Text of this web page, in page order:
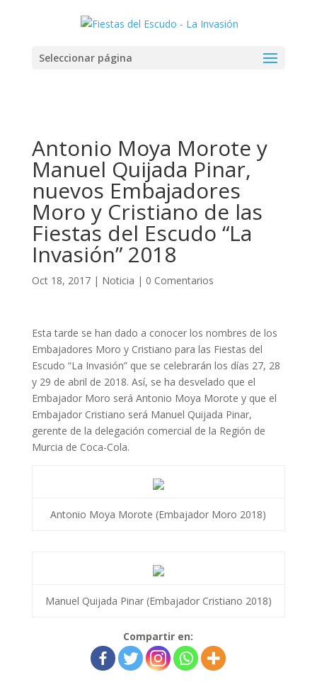
Seleccionar página
Antonio Moya Morote y
Manuel Quijada Pinar,
nuevos Embajadores
Moro y Cristiano de las
Fiestas del Escudo “La
Invasión” 2018
Oct 18, 2017| Noticia | 0 Comentarios
Esta tarde se han dado a conocer los nombres de los
Embajadores Moro y Cristiano para las Fiestas del
Escudo “La Invasión” que se celebrarán los días 27, 28
y 29 de abril de 2018. Así, se ha desvelado que el
Embajador Moro será Antonio Moya Morote y que el
Embajador Cristiano será Manuel Quijada Pinar,
gerente de la delegación comercial de la Región de
Murcia de Coca-Cola.
Antonio Moya Morote (Embajador Moro 2018)
Manuel Quijada Pinar (Embajador Cristiano 2018)
Compartir en: